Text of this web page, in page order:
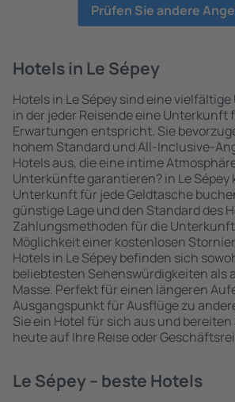
Prüfen Sie andere
Hotels in Le Sépey
Hotels in Le Sépey sind eine
in der jeder Reisende eine Unterkunft
Erwartungen entspricht. Sie
hohem Standard und All-Inclusive-
Hotels aus, die eine intime
Unterkünfte garantieren? in Le Sépey
Unterkunft für jede Geldtasche
günstige Lage und den Standard des
Zahlungsmethoden für die
Möglichkeit einer kostenlosen
Hotels in Le Sépey befinden sich
beliebtesten Sehenswürdigkeiten als
Masse. Perfekt für einen längeren
Ausgangspunkt für Ausflüge zu
Sie ein Hotel für sich aus und
heute auf Ihre Reise oder
Le Sépey – beste Hotels